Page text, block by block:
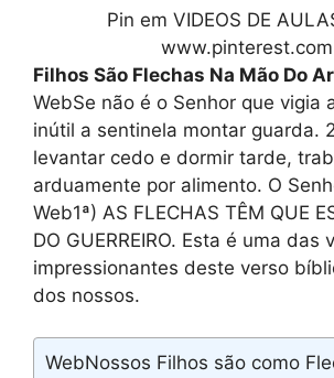
Pin em VIDEOS DE
www.pinterest.com
Filhos São Flechas Na Mão Do
WebSe não é o Senhor que vigia
inútil a sentinela montar guarda.
levantar cedo e dormir tarde,
arduamente por alimento. O
Web1ª) AS FLECHAS TÊM QUE
DO GUERREIRO. Esta é uma das
impressionantes deste verso
dos nossos.
WebNossos Filhos são como